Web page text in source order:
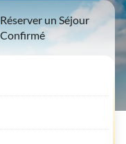
Réserver un Séjour
Confirmé